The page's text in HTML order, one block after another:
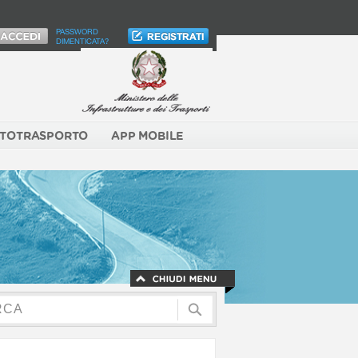
PASSWORD
DIMENTICATA?
APP MOBILE